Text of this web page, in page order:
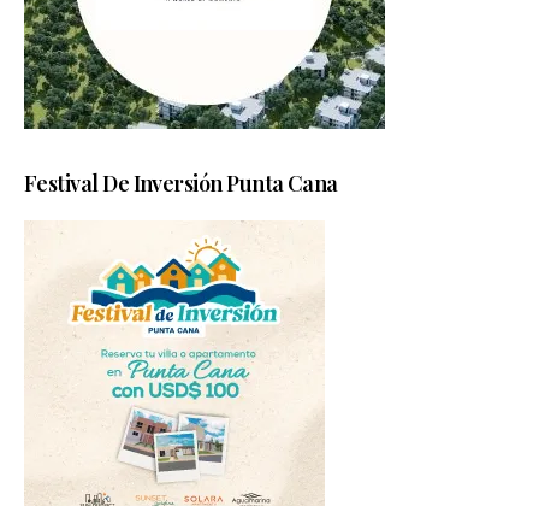
Festival De Inversión Punta Cana